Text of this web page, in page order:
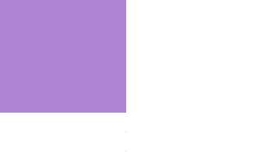
Cepillo para desenredar
Precio
6,00 US$